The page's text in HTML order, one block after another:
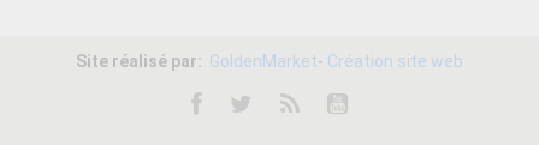
Site réalisé par: GoldenMarket- Création site web